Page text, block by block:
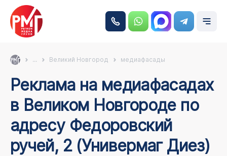
... Великий Новгород медиафасады
Реклама на медиафасадах
в Великом Новгороде по
адресу Федоровский
ручей, 2 (Универмаг Диез)